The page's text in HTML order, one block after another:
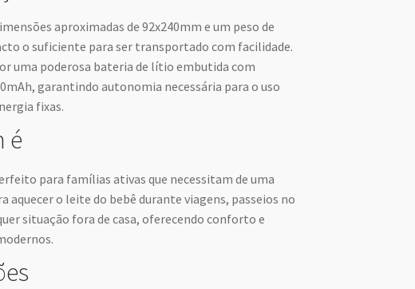
aproximadas de 92x240mm e um peso de
o suficiente para ser transportado com facilidade.
uma poderosa bateria de lítio embutida com
garantindo autonomia necessária para o uso
fixas.
é
para famílias ativas que necessitam de uma
aquecer o leite do bebê durante viagens, passeios no
situação fora de casa, oferecendo conforto e